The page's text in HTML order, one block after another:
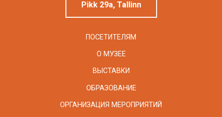
Pikk 29a, Tallinn
ПОСЕТИТЕЛЯМ
О МУЗЕЕ
ВЫСТАВКИ
ОБРАЗОВАНИЕ
ОРГАНИЗАЦИЯ МЕРОПРИЯТИЙ